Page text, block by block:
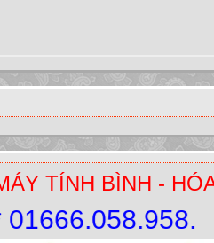
TÍNH BÌNH -